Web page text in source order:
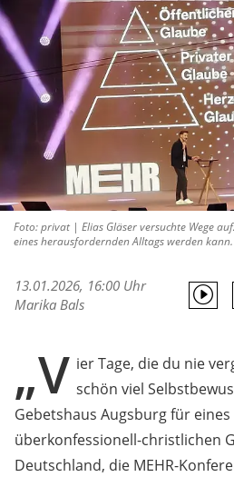
Foto: privat | Elias Gläser versuchte Wege
eines herausfordernden Alltags werden kann.
13.01.2026, 16:00 Uhr
Marika Bals
„V ier Tage, die du nie
schön viel
Gebetshaus Augsburg für
überkonfessionell-christlichen
Deutschland, die MEHR-